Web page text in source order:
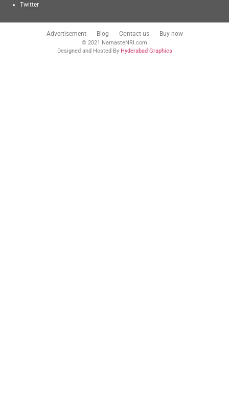
Twitter
Advertisement Blog Contact us Buy now
© 2021 NamasteNRI.com
Designed and Hosted By Hyderabad Graphics